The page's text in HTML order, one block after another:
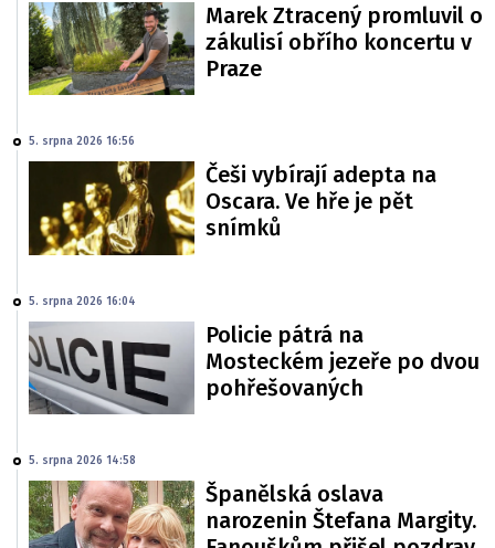
Marek Ztracený promluvil o
zákulisí obřího koncertu v
Praze
5. srpna 2026 16:56
Češi vybírají adepta na
Oscara. Ve hře je pět
snímků
5. srpna 2026 16:04
Policie pátrá na
Mosteckém jezeře po dvou
pohřešovaných
5. srpna 2026 14:58
Španělská oslava
narozenin Štefana Margity.